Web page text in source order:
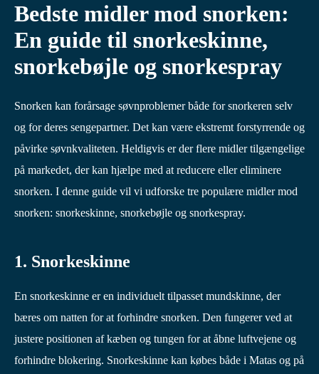
Bedste midler mod snorken:
En guide til snorkeskinne,
snorkebøjle og snorkespray
Snorken kan forårsage søvnproblemer både for snorkeren selv
og for deres sengepartner. Det kan være ekstremt forstyrrende og
påvirke søvnkvaliteten. Heldigvis er der flere midler tilgængelige
på markedet, der kan hjælpe med at reducere eller eliminere
snorken. I denne guide vil vi udforske tre populære midler mod
snorken: snorkeskinne, snorkebøjle og snorkespray.
1. Snorkeskinne
En snorkeskinne er en individuelt tilpasset mundskinne, der
bæres om natten for at forhindre snorken. Den fungerer ved at
justere positionen af kæben og tungen for at åbne luftvejene og
forhindre blokering. Snorkeskinne kan købes både i Matas og på